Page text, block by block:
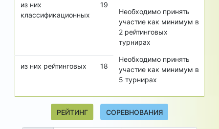
Необходимо принять
участие как минимум в
2рейтинговых
турнирах
Необходимо принять
участие как минимум в
5 турнирах
из них
классификационных
19
из них рейтинговых 18
РЕЙТИНГ СОРЕВНОВАНИЯ